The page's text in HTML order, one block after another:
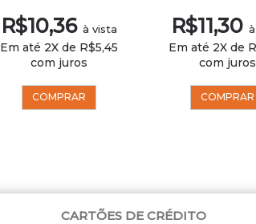
R$10,36 à vista
Em até 2X de R$5,45
com juros
COMPRAR
R$11,30
Em até 2X de
com juros
COMPRAR
CARTÕES DE CRÉDITO